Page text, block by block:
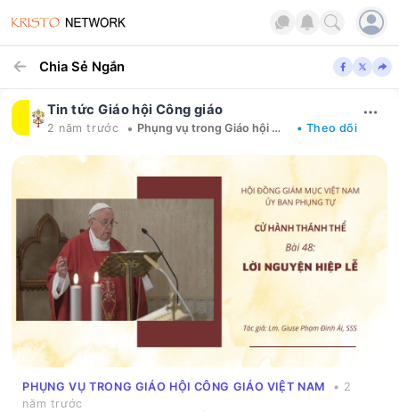
Chia Sẻ Ngắn
Tin tức Giáo hội Công giáo
2 năm trước • Phụng vụ trong Giáo hội Công giáo Việt Nam • Theo dõi
PHỤNG VỤ TRONG GIÁO HỘI CÔNG GIÁO VIỆT NAM
• 2
năm trước